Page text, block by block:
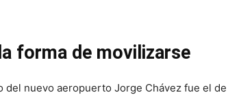
forma de movilizarse
nuevo aeropuerto Jorge Chávez fue el de